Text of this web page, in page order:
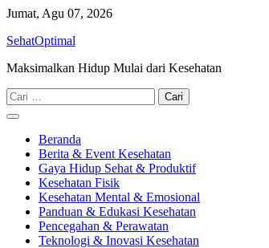
Skip
content
Jumat, Agu 07, 2026
SehatOptimal
Maksimalkan Hidup Mulai dari Kesehatan
Cari
untuk:
Beranda
Berita & Event Kesehatan
Gaya Hidup Sehat & Produktif
Kesehatan Fisik
Kesehatan Mental & Emosional
Panduan & Edukasi Kesehatan
Pencegahan & Perawatan
Teknologi & Inovasi Kesehatan